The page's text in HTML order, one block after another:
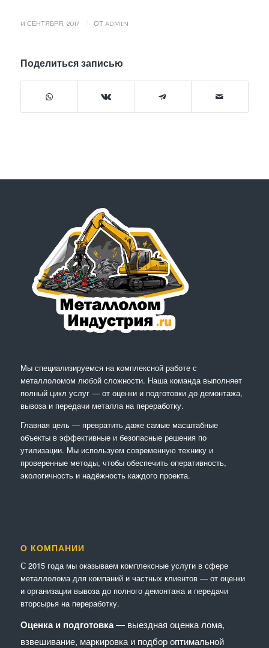
14 СЕНТЯБРЯ, 2017 ОТ ADMIN
Поделиться записью
Мы специализируемся на комплексной работе с
металлоломом любой сложности. Наша команда выполняет
полный цикл услуг — от оценки и подготовки до демонтажа,
вывоза и передачи металла на переработку.
Главная цель — превратить даже самые масштабные
объекты в эффективные и безопасные решения по
утилизации. Мы используем современную технику и
проверенные методы, чтобы обеспечить оперативность,
экологичность и надёжность каждого проекта.
О КОМПАНИИ
С 2015 года мы оказываем комплексные услуги в сфере
металлолома для компаний и частных клиентов — от оценки
и организации вывоза до полного демонтажа и передачи
вторсырья на переработку.
Оценка и подготовка— выездная оценка лома,
взвешивание, маркировка и подбор оптимальной